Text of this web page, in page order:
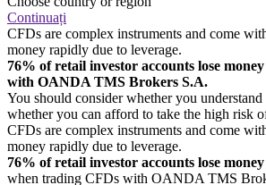
Continuați
CFDs are complex instruments and come
money rapidly due to leverage.
76% of retail investor accounts lose
with OANDA TMS Brokers S.A.
You should consider whether you
whether you can afford to take the high risk
CFDs are complex instruments and come
money rapidly due to leverage.
76% of retail investor accounts lose money
when trading CFDs with OANDA TMS